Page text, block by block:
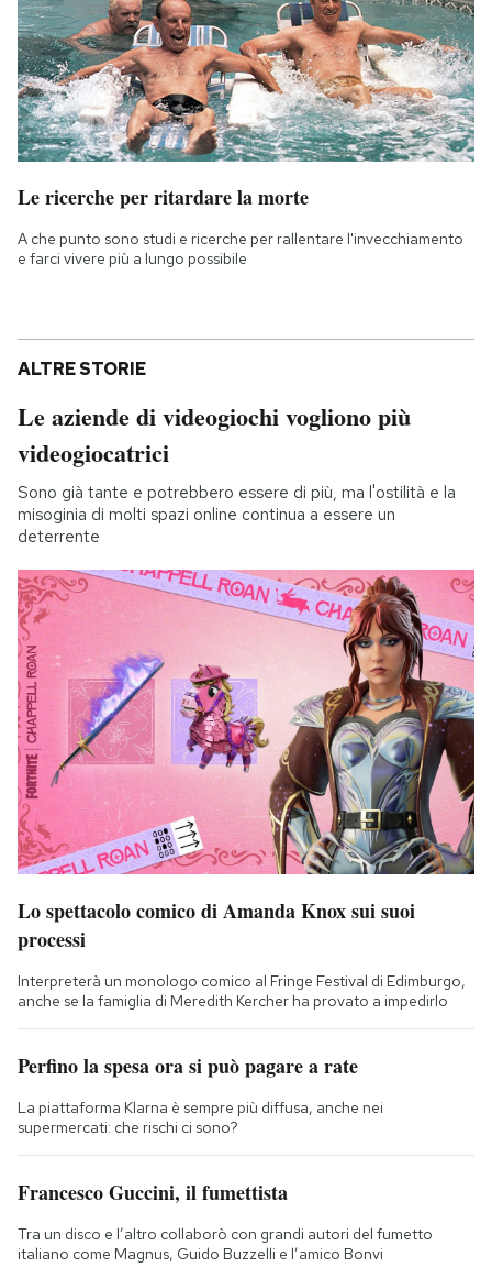
Le ricerche per ritardare la morte
A che punto sono studi e ricerche per rallentare l'invecchiamento
e farci vivere più a lungo possibile
ALTRE STORIE
Le aziende di videogiochi vogliono più
videogiocatrici
Sono già tante e potrebbero essere di più, ma l'ostilità e la
misoginia di molti spazi online continua a essere un
deterrente
Lo spettacolo comico di Amanda Knox sui suoi
processi
Interpreterà un monologo comico al Fringe Festival di Edimburgo,
anche se la famiglia di Meredith Kercher ha provato a impedirlo
Perfino la spesa ora si può pagare a rate
La piattaforma Klarna è sempre più diffusa, anche nei
supermercati: che rischi ci sono?
Francesco Guccini, il fumettista
Tra un disco e l’altro collaborò con grandi autori del fumetto
italiano come Magnus, Guido Buzzelli e l’amico Bonvi